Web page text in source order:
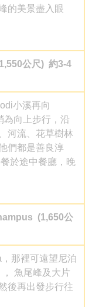
的美景盡入眼
公尺) 約3-4
小溪再向
為向上步行，沿
、河流、花草樹林
們都是善良淳
於途中餐廳，晚
(1,650公
那裡可遠望尼泊
魚尾峰及大片
後再出發步行往